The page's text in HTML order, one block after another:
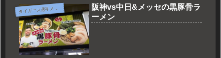
タ
イガース選手メニュー
阪神vs中日&メッセの黒豚骨ラ
ーメン